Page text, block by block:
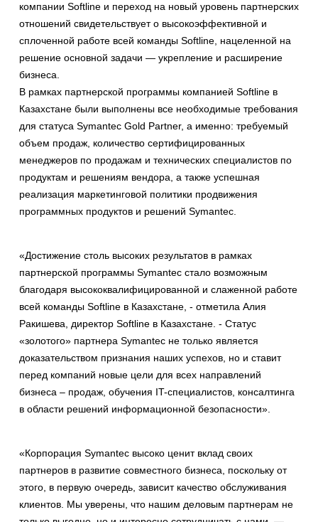
компании Softline и переход на новый уровень партнерских
отношений свидетельствует о высокоэффективной и
сплоченной работе всей команды Softline, нацеленной на
решение основной задачи — укрепление и расширение
бизнеса.
В рамках партнерской программы компанией Softline в
Казахстане были выполнены все необходимые требования
для статуса Symantec Gold Partner, а именно: требуемый
объем продаж, количество сертифицированных
менеджеров по продажам и технических специалистов по
продуктам и решениям вендора, а также успешная
реализация маркетинговой политики продвижения
программных продуктов и решений Symantec.
«Достижение столь высоких результатов в рамках
партнерской программы Symantec стало возможным
благодаря высококвалифицированной и слаженной работе
всей команды Softline в Казахстане, - отметила Алия
Ракишева, директор Softline в Казахстане. - Статус
«золотого» партнера Symantec не только является
доказательством признания наших успехов, но и ставит
перед компаний новые цели для всех направлений
бизнеса – продаж, обучения IT-специалистов, консалтинга
в области решений информационной безопасности».
«Корпорация Symantec высоко ценит вклад своих
партнеров в развитие совместного бизнеса, поскольку от
этого, в первую очередь, зависит качество обслуживания
клиентов. Мы уверены, что нашим деловым партнерам не